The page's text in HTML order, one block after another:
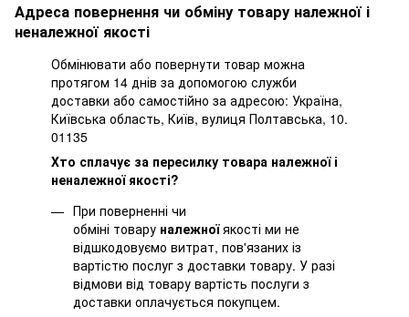
Адреса повернення чи обміну товару належної і
неналежної якості
Обмінювати або повернути товар можна
протягом 14 днів за допомогою служби
доставки або самостійно за адресою: Україна,
Київська область, Київ, вулиця Полтавська, 10.
01135
Хто сплачує за пересилку товара належної і
неналежної якості?
При поверненні чи
обміні товару належноїякості ми не
відшкодовуємо витрат, пов'язаних із
вартістю послуг з доставки товару. У разі
відмови від товару вартість послуги з
доставки оплачується покупцем.